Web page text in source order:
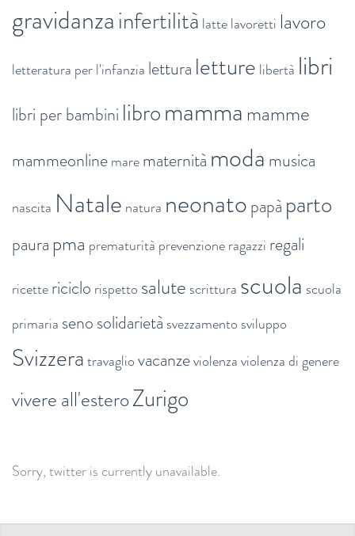
gravidanzainfertilità lattelavoretti lavoro
letteratura per l'infanzia lettura letture libertà libri
libri per bambini libromamma mamme
mammeonlinemarematernità moda musica
nascita Natale natura neonatopapà parto
paura pma prematurità prevenzioneragazzi regali
ricettericiclo rispetto salute scrittura scuola scuola
primaria senosolidarietà svezzamento sviluppo
Svizzeratravagliovacanzeviolenzaviolenza di genere
vivere all'esteroZurigo
Sorry, twitter is currently unavailable.